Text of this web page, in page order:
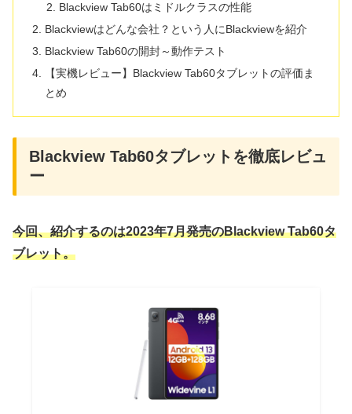
Blackview Tab60はミドルクラスの性能
Blackviewはどんな会社？という人にBlackviewを紹介
Blackview Tab60の開封～動作テスト
【実機レビュー】Blackview Tab60タブレットの評価ま
とめ
Blackview Tab60タブレットを徹底レビュ
ー
今回、紹介するのは2023年7月発売のBlackview Tab60タ
ブレット。